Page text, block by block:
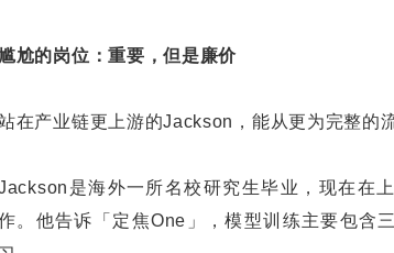
尬的岗位：重要，但是廉价
在产业链更上游的Jackson，能从更为完整的
是海外一所名校研究生毕业，现在在
。他告诉「定焦One」，模型训练主要包含